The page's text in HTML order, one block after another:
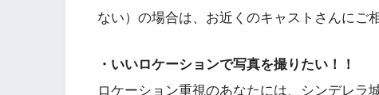
ない）の場合は、お近くのキャストさんにご
・いいロケーションで写真を撮りたい！！
ロケーション重視のあなたには、シンデレラ